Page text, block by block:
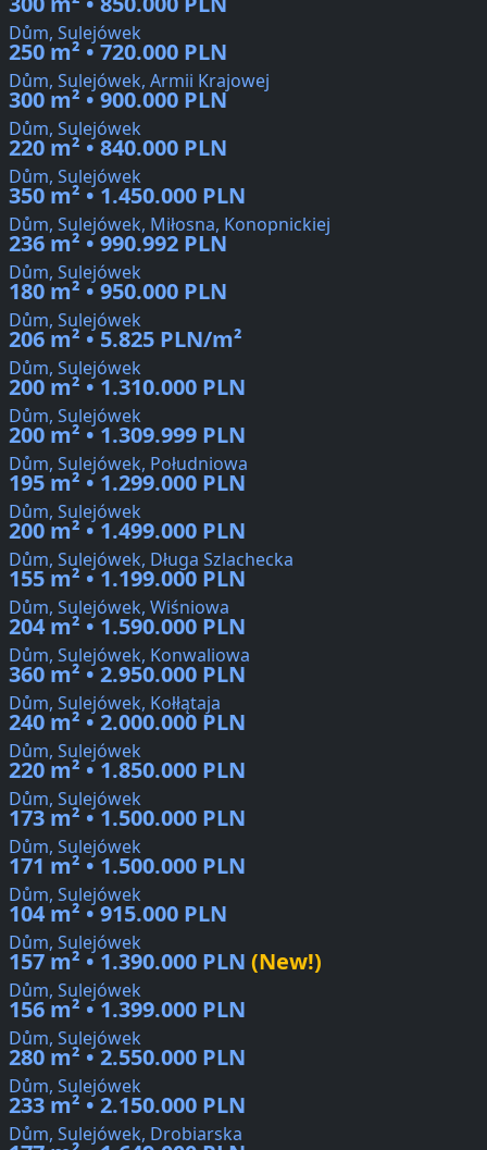
Dům, Sulejówek
250 m² • 720.000 PLN
Dům, Sulejówek, Armii Krajowej
300 m² • 900.000 PLN
Dům, Sulejówek
220 m² • 840.000 PLN
Dům, Sulejówek
350 m² • 1.450.000 PLN
Dům, Sulejówek, Miłosna, Konopnickiej
236 m² • 990.992 PLN
Dům, Sulejówek
180 m² • 950.000 PLN
Dům, Sulejówek
206 m² • 5.825 PLN/m²
Dům, Sulejówek
200 m² • 1.310.000 PLN
Dům, Sulejówek
200 m² • 1.309.999 PLN
Dům, Sulejówek, Południowa
195 m² • 1.299.000 PLN
Dům, Sulejówek
200 m² • 1.499.000 PLN
Dům, Sulejówek, Długa Szlachecka
155 m² • 1.199.000 PLN
Dům, Sulejówek, Wiśniowa
204 m² • 1.590.000 PLN
Dům, Sulejówek, Konwaliowa
360 m² • 2.950.000 PLN
Dům, Sulejówek, Kołłątaja
240 m² • 2.000.000 PLN
Dům, Sulejówek
220 m² • 1.850.000 PLN
Dům, Sulejówek
173 m² • 1.500.000 PLN
Dům, Sulejówek
171 m² • 1.500.000 PLN
Dům, Sulejówek
104 m² • 915.000 PLN
Dům, Sulejówek
157 m² • 1.390.000 PLN (New!)
Dům, Sulejówek
156 m² • 1.399.000 PLN
Dům, Sulejówek
280 m² • 2.550.000 PLN
Dům, Sulejówek
233 m² • 2.150.000 PLN
Dům, Sulejówek, Drobiarska